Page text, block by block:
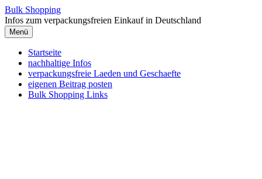
Zum
Inhalt
springen
Bulk Shopping
Infos zum verpackungsfreien Einkauf in Deutschland
Menü
Startseite
nachhaltige Infos
verpackungsfreie Laeden und Geschaefte
eigenen Beitrag posten
Bulk Shopping Links